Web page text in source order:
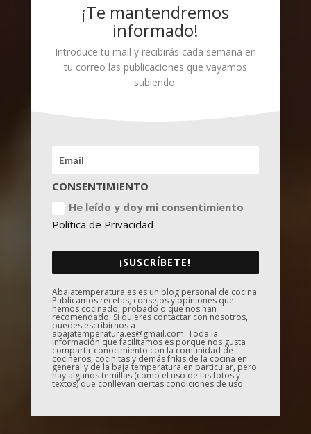
¡Te mantendremos
informado!
Introduce tu mail y recibirás cada semana en
tu correo las publicaciones que vayamos
subiendo.
CONSENTIMIENTO
He leído y doy mi consentimiento
Política de Privacidad
¡SUSCRÍBETE!
Abajatemperatura.es es un blog personal de cocina.
Publicamos recetas, consejos y opiniones que
hemos cocinado, probado o que nos han
recomendado. Si quieres contactar con nosotros,
puedes escribirnos a
abajatemperatura.es@gmail.com. Toda la
información que facilitamos es porque nos gusta
compartir conocimiento con la comunidad de
cocineros, cocinitas y demás frikis de la cocina en
general y de la baja temperatura en particular, pero
hay algunos temillas (como el uso de las fotos y
textos) que conllevan ciertas condiciones de uso.